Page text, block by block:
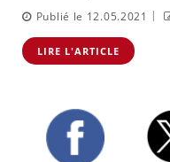
Publié le 12.05.2021 |
LIRE L'ARTICLE